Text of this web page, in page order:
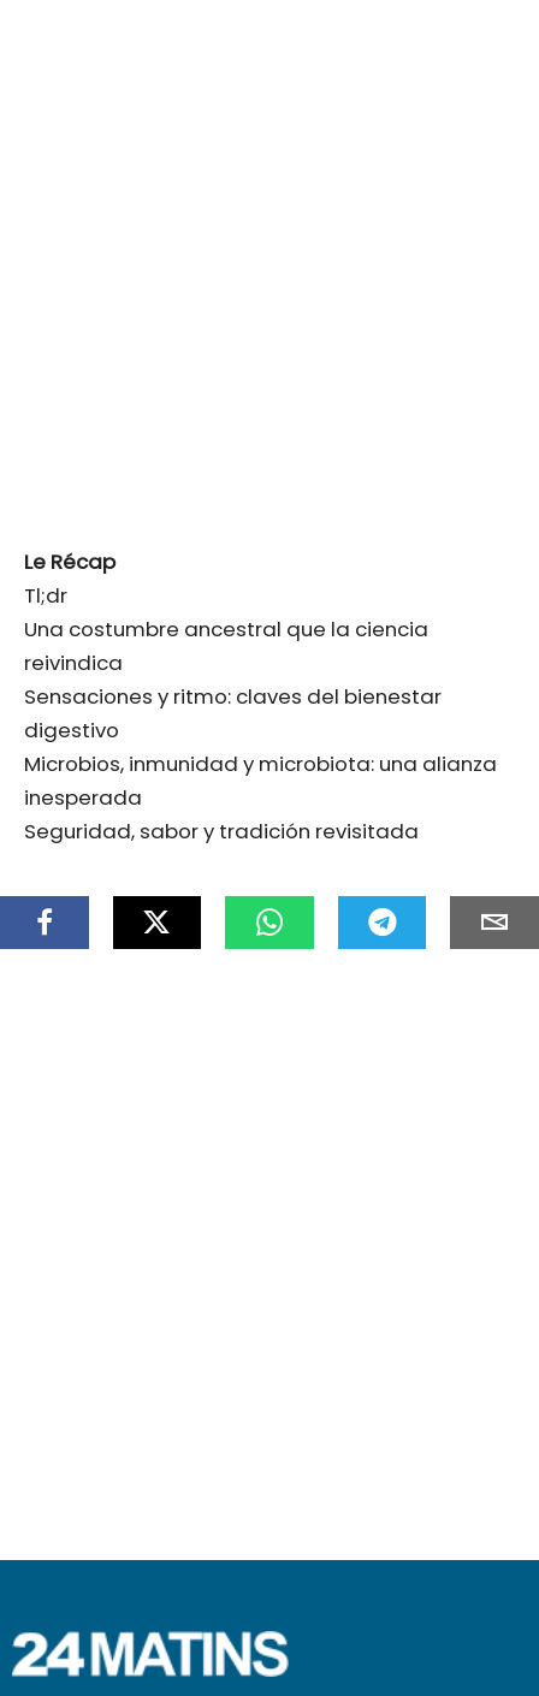
Le Récap
Tl;dr
Una costumbre ancestral que la ciencia
reivindica
Sensaciones y ritmo: claves del bienestar
digestivo
Microbios, inmunidad y microbiota: una alianza
inesperada
Seguridad, sabor y tradición revisitada